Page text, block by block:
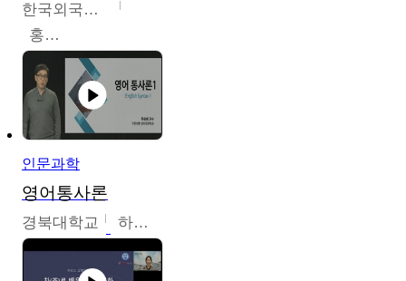
한국외국어대학교
홍성훈
인문과학
영어통사론
경북대학교 하승완